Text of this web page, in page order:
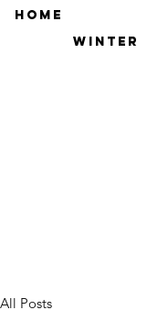
HOME
winter
All Posts